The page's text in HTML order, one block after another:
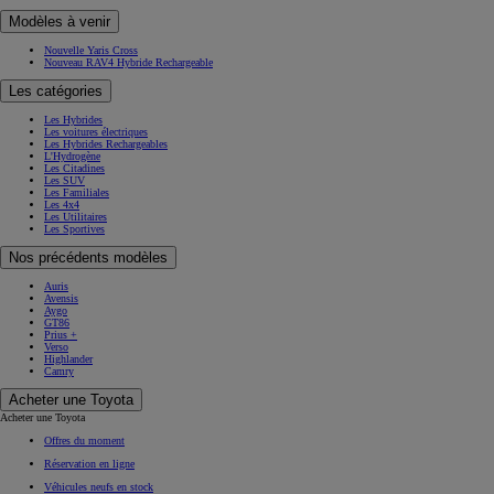
Modèles à venir
Nouvelle Yaris Cross
Nouveau RAV4 Hybride Rechargeable
Les catégories
Les Hybrides
Les voitures électriques
Les Hybrides Rechargeables
L'Hydrogène
Les Citadines
Les SUV
Les Familiales
Les 4x4
Les Utilitaires
Les Sportives
Nos précédents modèles
Auris
Avensis
Aygo
GT86
Prius +
Verso
Highlander
Camry
Acheter une Toyota
Acheter une Toyota
Offres du moment
Réservation en ligne
Véhicules neufs en stock